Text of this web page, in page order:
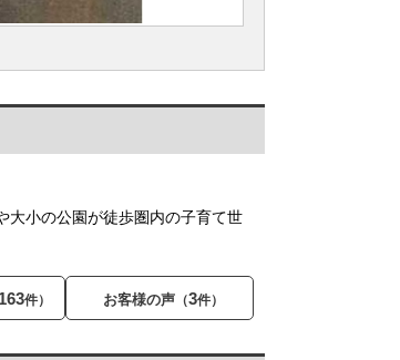
大小の公園が徒歩圏内の子育て世
163件） お客様の声（3件）